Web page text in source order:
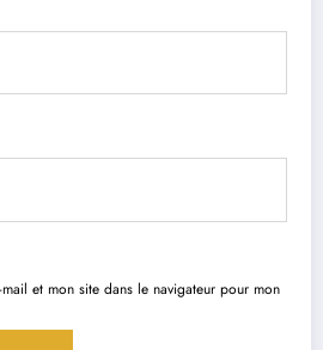
et mon site dans le navigateur pour mon